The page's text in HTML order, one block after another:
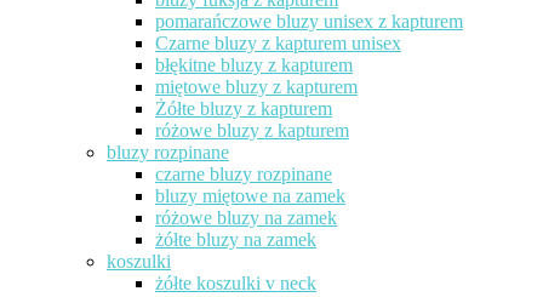
pomarańczowe bluzy unisex z kapturem
Czarne bluzy z kapturem unisex
błękitne bluzy z kapturem
miętowe bluzy z kapturem
Żółte bluzy z kapturem
różowe bluzy z kapturem
bluzy rozpinane
czarne bluzy rozpinane
bluzy miętowe na zamek
różowe bluzy na zamek
żółte bluzy na zamek
koszulki
żółte koszulki v neck